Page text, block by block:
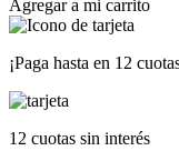
Agregar a mi carrito
¡Paga hasta en 12
12 cuotas sin interés